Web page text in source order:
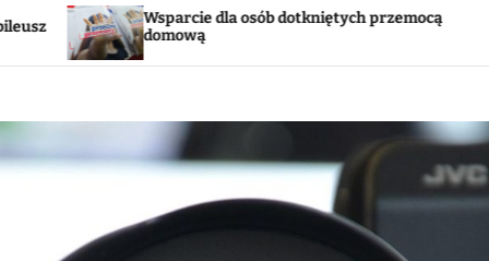
dotkniętych przemocą
Godzina „W”. W sobotę